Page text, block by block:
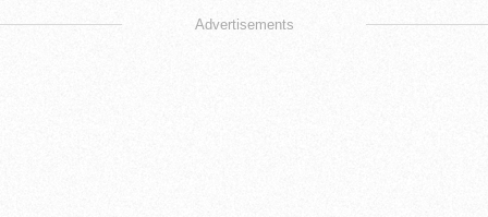
Advertisements